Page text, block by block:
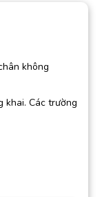
không
khai. Các trường